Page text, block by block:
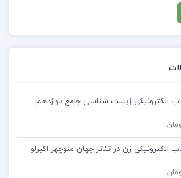
عرض
انتشارات مهر و ماه
و قافیه
الکترونیکی زیست شناسی جامع دوازدهم
الکترونیکی زن در تئاتر جهان منوچهر اکبرلو